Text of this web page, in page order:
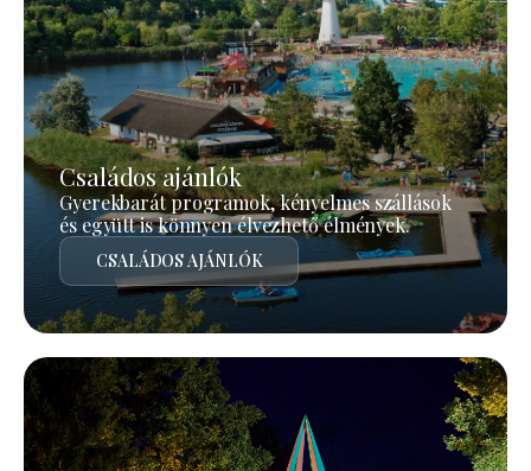
Családos ajánlók
Gyerekbarát programok, kényelmes szállások
és együtt is könnyen élvezhető élmények.
CSALÁDOS AJÁNLÓK